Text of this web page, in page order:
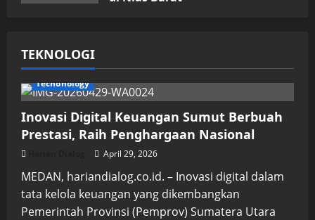
TEKNOLOGI
Techonology
Inovasi Digital Keuangan Sumut Berbuah
Prestasi, Raih Penghargaan Nasional
April 29, 2026
MEDAN, hariandialog.co.id. – Inovasi digital dalam
tata kelola keuangan yang dikembangkan
Pemerintah Provinsi (Pemprov) Sumatera Utara